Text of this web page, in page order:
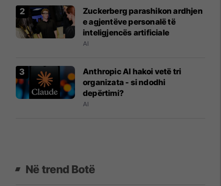
Zuckerberg parashikon ardhjen
e agjentëve personalë të
inteligjencës artificiale
AI
Anthropic AI hakoi vetë tri
organizata - si ndodhi
depërtimi?
AI
Në trend Botë